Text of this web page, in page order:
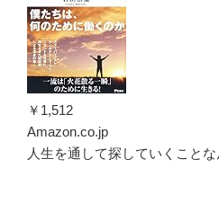
￥1,512
Amazon.co.jp
人生を通して探していくことな